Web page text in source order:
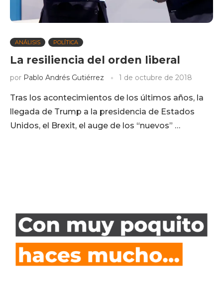
ANÁLISIS POLÍTICA
La resiliencia del orden liberal
por Pablo Andrés Gutiérrez 1 de octubre de 2018
Tras los acontecimientos de los últimos años, la
llegada de Trump a la presidencia de Estados
Unidos, el Brexit, el auge de los “nuevos” …